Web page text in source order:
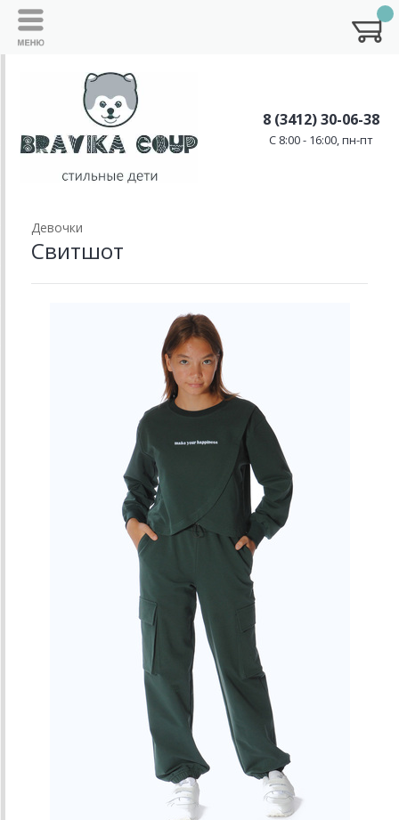
8 (3412) 30-06-38
C 8:00 - 16:00, пн-пт
Девочки
Свитшот